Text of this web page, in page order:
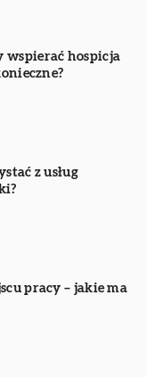
wspierać hospicja
z usług
pracy – jakie ma